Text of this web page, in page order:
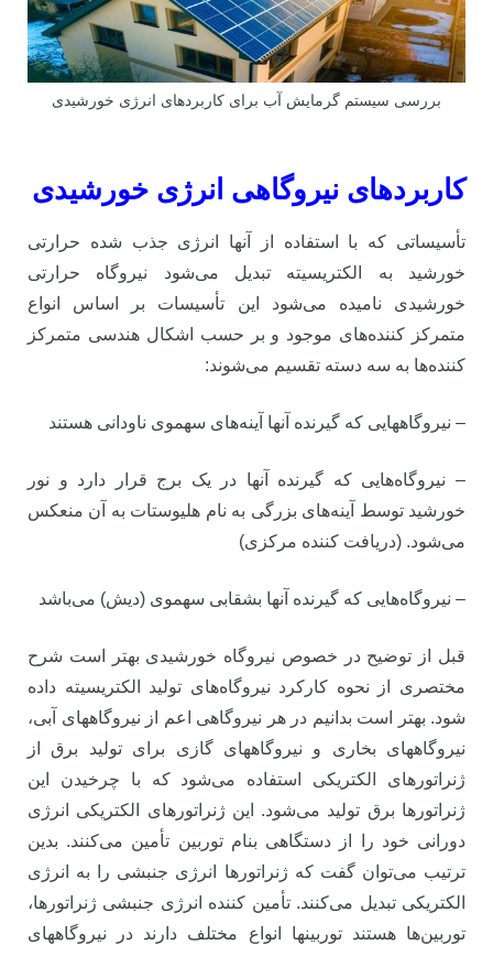
بررسی سیستم گرمایش آب برای کاربردهای انرژی خورشیدی
کاربردهای نیروگاهی انرژی خورشیدی
تأسیساتی که با استفاده از آنها انرژی جذب شده حرارتی
خورشید به الکتریسیته تبدیل می‌شود نیروگاه حرارتی
خورشیدی نامیده می‌شود این تأسیسات بر اساس انواع
متمرکز کننده‌های موجود و بر حسب اشکال هندسی متمرکز
کننده‌ها به سه دسته تقسیم می‌شوند:
– نیروگاههایی که گیرنده آنها آینه‌های سهموی ناودانی هستند
– نیروگاه‌هایی که گیرنده آنها در یک برج قرار دارد و نور
خورشید توسط آینه‌های بزرگی به نام هلیوستات به آن منعکس
می‌شود. (دریافت کننده مرکزی)
– نیروگاه‌هایی که گیرنده آنها بشقابی سهموی (دیش) می‌باشد
قبل از توضیح در خصوص نیروگاه خورشیدی بهتر است شرح
مختصری از نحوه کارکرد نیروگاه‌های تولید الکتریسیته داده
شود. بهتر است بدانیم در هر نیروگاهی اعم از نیروگاههای آبی،
نیروگاههای بخاری و نیروگاههای گازی برای تولید برق از
ژنراتورهای الکتریکی استفاده می‌شود که با چرخیدن این
ژنراتورها برق تولید می‌شود. این ژنراتورهای الکتریکی انرژی
دورانی خود را از دستگاهی بنام توربین تأمین می‌کنند. بدین
ترتیب می‌توان گفت که ژنراتورها انرژی جنبشی را به انرژی
الکتریکی تبدیل می‌کنند. تأمین کننده انرژی جنبشی ژنراتورها،
توربین‌ها هستند توربینها انواع مختلف دارند در نیروگاههای